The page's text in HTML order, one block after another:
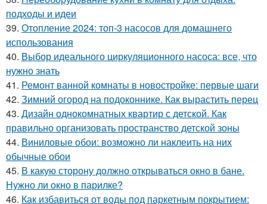
подходы и идеи
39. Отопление 2024: топ-3 насосов для домашнего
использования
40. Выбор идеального циркуляционного насоса: все, что
нужно знать
41. Ремонт ванной комнаты в новостройке: первые шаги
42. Зимний огород на подоконнике. Как вырастить перец
43. Дизайн однокомнатных квартир с детской. Как
правильно организовать пространство детской зоны
44. Виниловые обои: возможно ли наклеить на них
обычные обои
45. В какую сторону должно открываться окно в бане.
Нужно ли окно в парилке?
46. Как избавиться от воды под паркетным покрытием: